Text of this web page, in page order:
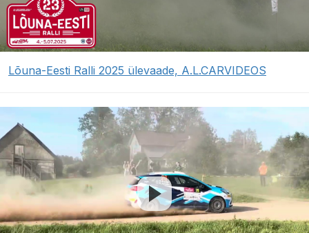
Lõuna-Eesti Ralli 2025 ülevaade, A.L.CARVIDEOS